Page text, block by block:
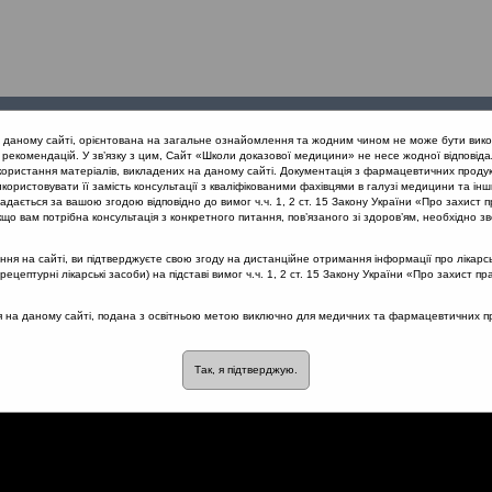
заходи
проекту
життя як основний критерій ефективності лікування
риніту у дітей
проявів гострого та
даному сайті, орієнтована на загальне ознайомлення та жодним чином не може бути
У зв’язку з цим, Сайт «Школи доказової медицини» не несе жодної
матеріалів, викладених на даному сайті. Документація з фармацевтичних
її замість консультації з кваліфікованими фахівцями в галузі медицини та
за вашою згодою відповідно до вимог ч.ч. 1, 2 ст. 15 Закону України «Про захист
потрібна консультація з конкретного питання, пов’язаного зі здоров’ям, необхідно
на сайті, ви підтверджуєте свою згоду на дистанційне отримання інформації про
лікарські засоби) на підставі вимог ч.ч. 1, 2 ст. 15 Закону України «Про захист
на даному сайті, подана з освітньою метою виключно для медичних та фармацевтичних
Так, я підтверджую.